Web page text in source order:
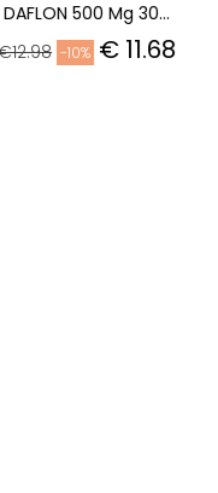
PEROXIBEN 25 Mg/g GEL...
€14.09 -10% € 12.68